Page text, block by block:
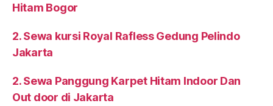
Hitam Bogor
2. Sewa kursi Royal Rafless Gedung Pelindo
Jakarta
2. Sewa Panggung Karpet Hitam Indoor Dan
Out door di Jakarta